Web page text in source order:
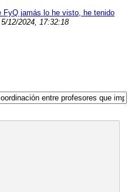
FyQ jamás lo he visto, he tenido
5/12/2024, 17:32:18